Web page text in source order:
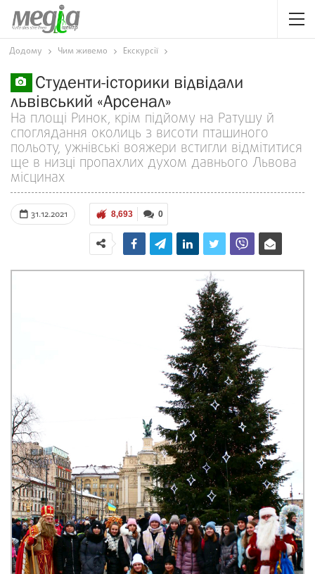
Додому Чим живемо Екскурсії
Студенти-історики відвідали
львівський «Арсенал»
На площі Ринок, крім підйому на Ратушу й
споглядання околиць з висоти пташиного
польоту, ужнівські вояжери встигли відмітитися
ще в низці пропахлих духом давнього Львова
місцинах
31.12.2021 0
8,693